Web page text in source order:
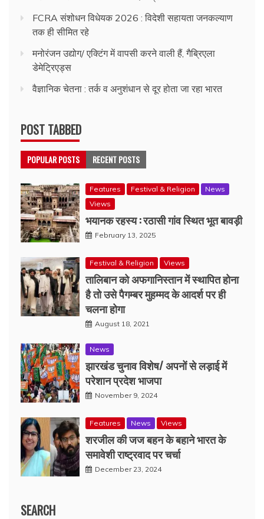
FCRA संशोधन विधेयक 2026 : विदेशी सहायता जनकल्याण
तक ही सीमित रहे
मनोरंजन उद्योग/ एक्टिंग में वापसी करने वाली हैं, गैब्रिएला
डेमेट्रिएड्स
वैज्ञानिक चेतना : तर्क व अनुशंधान से दूर होता जा रहा भारत
POST TABBED
POPULAR POSTS RECENT POSTS
Features Festival & Religion
News
Views
भयानक रहस्य : रठासी गांव स्थित भूत बावड़ी
February 13, 2025
Festival & Religion Views
तालिबान को अफगानिस्तान में स्थापित होना
है तो उसे पैगम्बर मुहम्मद के आदर्श पर ही
चलना होगा
August 18, 2021
News
झारखंड चुनाव विशेष/ अपनों से लड़ाई में
परेशान प्रदेश भाजपा
November 9, 2024
Features News Views
शरजील की जज बहन के बहाने भारत के
समावेशी राष्ट्रवाद पर चर्चा
December 23, 2024
SEARCH